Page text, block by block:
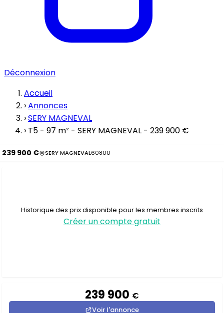
Déconnexion
Accueil
›Annonces
›SERY MAGNEVAL
› T5 - 97 m² - SERY MAGNEVAL - 239 900 €
239 900 € SERY MAGNEVAL60800
Historique des prix disponible pour les membres inscrits
Créer un compte gratuit
239 900 €
Voir l'annonce